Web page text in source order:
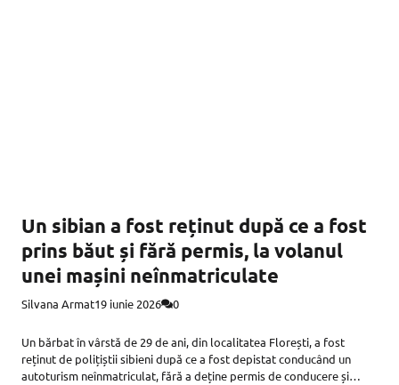
Un sibian a fost reținut după ce a fost
prins băut și fără permis, la volanul
unei mașini neînmatriculate
Silvana Armat19 iunie 2026 0
Un bărbat în vârstă de 29 de ani, din localitatea Florești, a fost
reținut de polițiștii sibieni după ce a fost depistat conducând un
autoturism neînmatriculat, fără a deține permis de conducere și